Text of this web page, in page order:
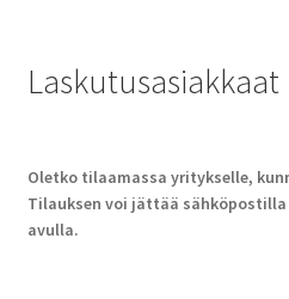
Laskutusasiakkaat
Oletko tilaamassa yritykselle,
Tilauksen voi jättää
avulla.